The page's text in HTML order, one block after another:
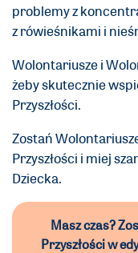
problemy z
z rówieśnikami i
Wolontariusze i
żeby skutecznie
Przyszłości.
Zostań
Przyszłości i miej
Dziecka.
Masz czas?
Przyszłości w